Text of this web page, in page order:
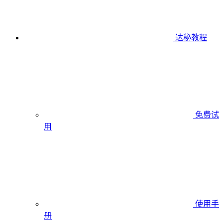
达秘教程
免费试
用
使用手
册